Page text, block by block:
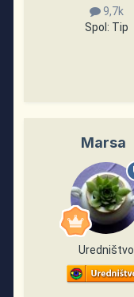
9,7k
Spol: Tip
Marsa
Uredništvo